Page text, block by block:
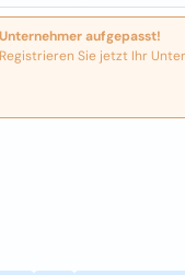
Unternehmer aufgepasst!
Registrieren Sie jetzt Ihr